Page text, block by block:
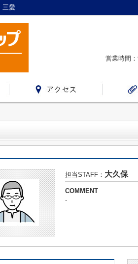
三愛
営業時間
担当STAFF： 大久
COMMENT
-